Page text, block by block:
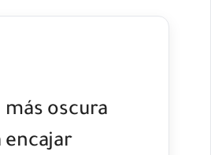
más oscura
encajar